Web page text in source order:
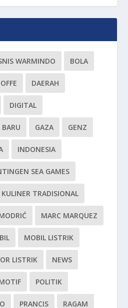
WARMINDO BOLA
DAERAH
DIGITAL
BARU GAZA GENZ
INDONESIA
SEA GAMES
KULINER TRADISIONAL
MARC MARQUEZ
MOBIL LISTRIK
LISTRIK NEWS
POLITIK
PRANCIS RAGAM